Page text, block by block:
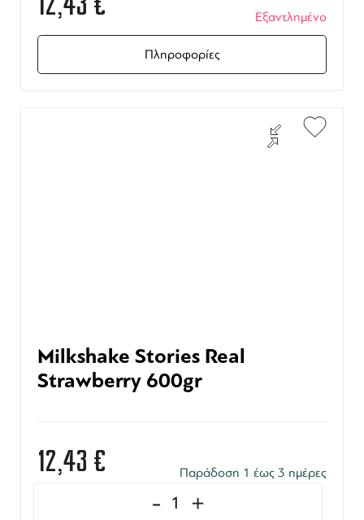
Εξαντλημένο
Πληροφορίες
Milkshake Stories Real
Strawberry 600gr
12,43 € Παράδοση 1 έως 3 ημέρες
- +